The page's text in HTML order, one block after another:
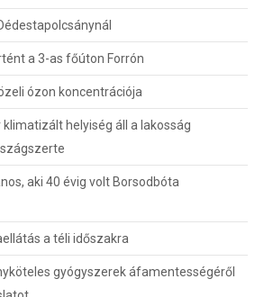
a 3-as főúton Forrón
ózon koncentrációja
helyiség áll a lakosság
aki 40 évig volt Borsodbóta
a téli időszakra
gyógyszerek áfamentességéről